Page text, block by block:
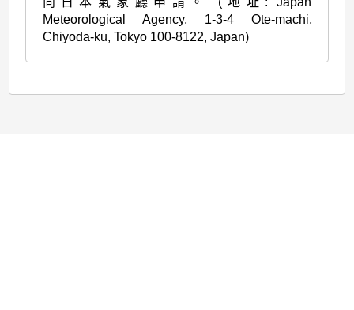
Meteorological Agency, 1-3-4 Ote-machi,
Chiyoda-ku, Tokyo 100-8122, Japan)